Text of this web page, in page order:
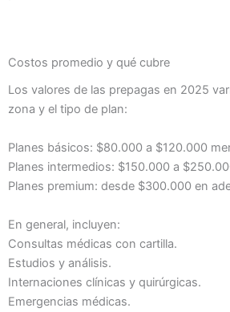
Costos promedio y qué cubre
Los valores de las prepagas en 2025
zona y el tipo de plan:
Planes básicos: $80.000 a $120.000
Planes intermedios: $150.000 a
Planes premium: desde $300.000 en
En general, incluyen:
Consultas médicas con cartilla.
Estudios y análisis.
Internaciones clínicas y quirúrgicas.
Emergencias médicas.